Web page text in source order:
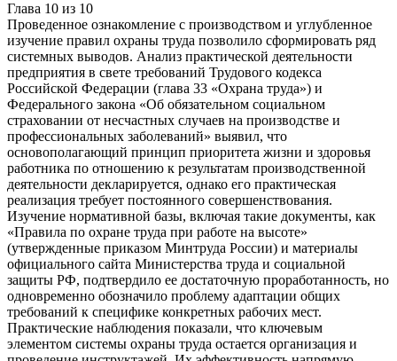
Глава 10 из 10
Проведенное ознакомление с производством и углубленное
изучение правил охраны труда позволило сформировать ряд
системных выводов. Анализ практической деятельности
предприятия в свете требований Трудового кодекса
Российской Федерации (глава 33 «Охрана труда») и
Федерального закона «Об обязательном социальном
страховании от несчастных случаев на производстве и
профессиональных заболеваний» выявил, что
основополагающий принцип приоритета жизни и здоровья
работника по отношению к результатам производственной
деятельности декларируется, однако его практическая
реализация требует постоянного совершенствования.
Изучение нормативной базы, включая такие документы, как
«Правила по охране труда при работе на высоте»
(утвержденные приказом Минтруда России) и материалы
официального сайта Министерства труда и социальной
защиты РФ, подтвердило ее достаточную проработанность, но
одновременно обозначило проблему адаптации общих
требований к специфике конкретных рабочих мест.
Практические наблюдения показали, что ключевым
элементом системы охраны труда остается организация и